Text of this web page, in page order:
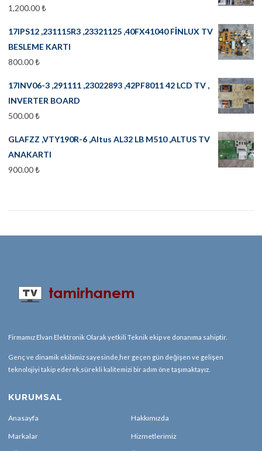
1,200.00₺
17IPS12 ,231115R3 ,23321125 ,40FX41040 FİNLUX TV
BESLEME KARTI
800.00₺
17INV06-3 ,291111 ,23022893 ,42PF8011 42 LCD TV ,
INVERTER BOARD
500.00₺
GLAFZZ ,VTY190R-6 ,Altus AL32 LB M510 ,ALTUS TV
ANAKARTI
900.00₺
Firmamız Elvan Elektronik Olarak yetkili Teknik ekip ve donanıma sahiptir.
Genç ve dinamik ekibimiz sayesinde,her geçen gün değişen ve gelişen
teknolojiyi takip ederek,sürekli kalitemizi bir adım öne taşımaktayız.
KURUMSAL
Anasayfa Hakkımızda
Markalar Hizmetlerimiz